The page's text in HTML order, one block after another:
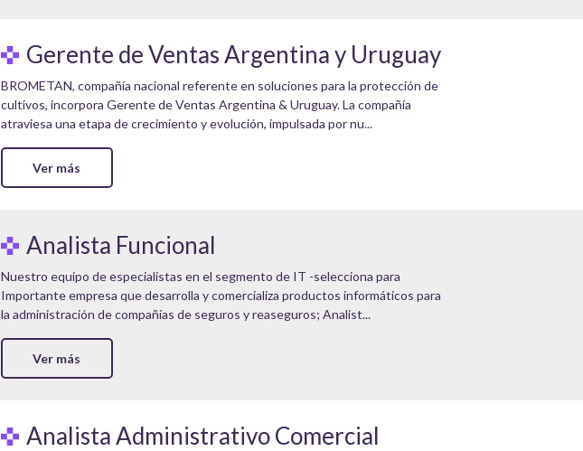
Gerente de Ventas Argentina y Uruguay
BROMETAN, compañía nacional referente en soluciones para la protección de
cultivos, incorpora Gerente de Ventas Argentina & Uruguay. La compañía
atraviesa una etapa de crecimiento y evolución, impulsada por nu...
Ver más
Analista Funcional
Nuestro equipo de especialistas en el segmento de IT -selecciona para
Importante empresa que desarrolla y comercializa productos informáticos para
la administración de compañías de seguros y reaseguros; Analist...
Ver más
Analista Administrativo Comercial